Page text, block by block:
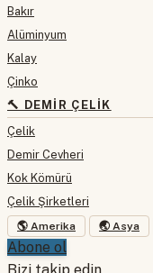
Bakır
Alüminyum
Kalay
Çinko
🔨 DEMIR ÇELIK
Çelik
Demir Cevheri
Kok Kömürü
Çelik Şirketleri
🌎 Amerika 🌏 Asya
Abone ol